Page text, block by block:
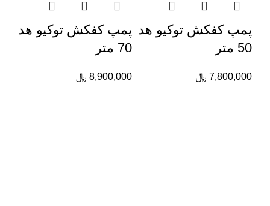
پمپ کفکش توکیو هد
50 متر
7,800,000 ﷼
پمپ کفکش توکیو هد
70 متر
8,900,000 ﷼